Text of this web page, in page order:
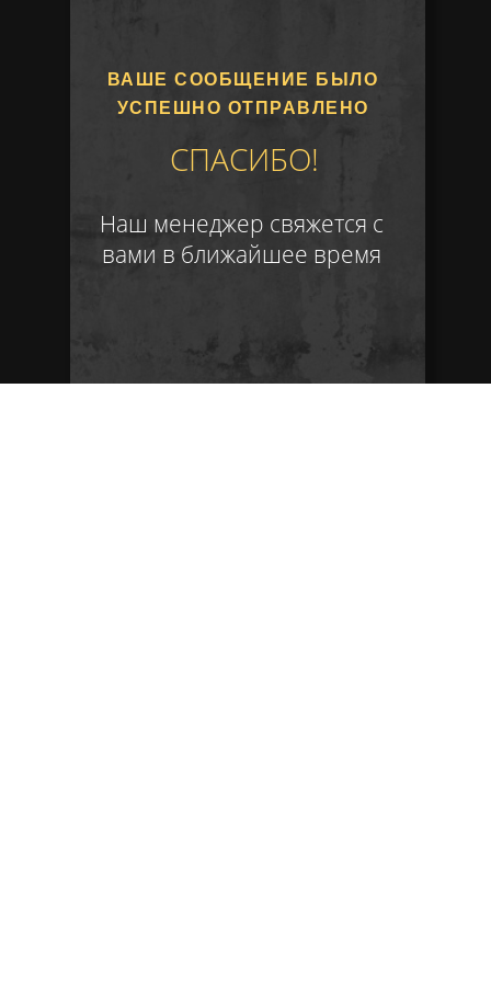
СПАСИБО!
ВАШЕ СООБЩЕНИЕ БЫЛО
УСПЕШНО ОТПРАВЛЕНО
Наш менеджер свяжется с
вами в ближайшее время